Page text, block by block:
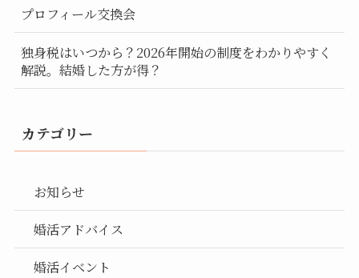
プロフィール交換会
独身税はいつから？2026年開始の制度をわかりやすく
解説。結婚した方が得？
カテゴリー
お知らせ
婚活アドバイス
婚活イベント